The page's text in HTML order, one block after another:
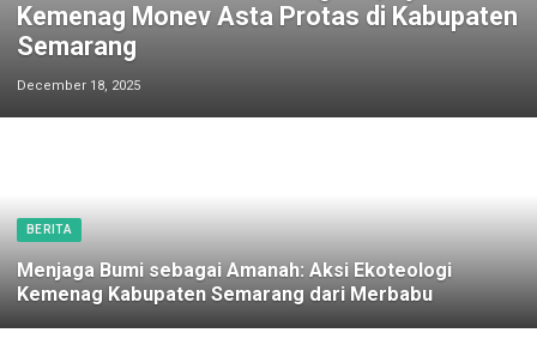
Kemenag Monev Asta Protas di Kabupaten
Semarang
December 18, 2025
BERITA
Menjaga Bumi sebagai Amanah: Aksi Ekoteologi
Kemenag Kabupaten Semarang dari Merbabu